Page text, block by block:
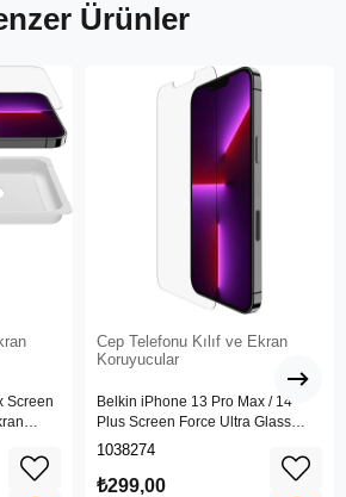
Ürünler
Screen
Cep Telefonu Kılıf ve Ekran
Koruyucular
Belkin iPhone 13 Pro Max / 14
Plus Screen Force Ultra Glass
Ekran Koruyucu - Ova079ZZ
1038274
₺299,00